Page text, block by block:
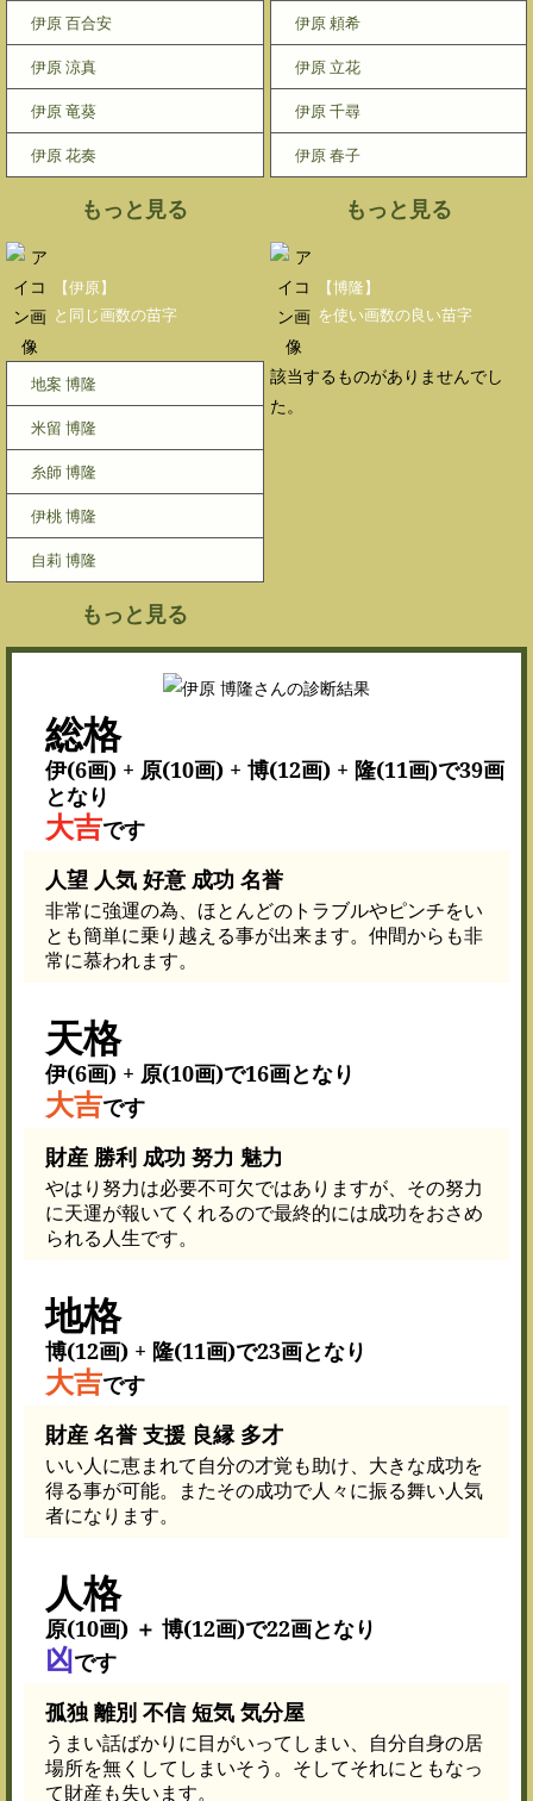
伊原 百合安
伊原 涼真
伊原 竜葵
伊原 花奏
もっと見る
伊原 頼希
伊原 立花
伊原 千尋
伊原 春子
もっと見る
【伊原】
と同じ画数の苗字
地案 博隆
米留 博隆
糸師 博隆
伊桃 博隆
自莉 博隆
もっと見る
【博隆】
を使い画数の良い苗字
該当するものがありませんでし
た。
総格
伊(6画) + 原(10画) + 博(12画) + 隆(11画)で39画
となり
大吉です
人望 人気 好意 成功 名誉
非常に強運の為、ほとんどのトラブルやピンチをい
とも簡単に乗り越える事が出来ます。仲間からも非
常に慕われます。
天格
伊(6画) + 原(10画)で16画となり
大吉です
財産 勝利 成功 努力 魅力
やはり努力は必要不可欠ではありますが、その努力
に天運が報いてくれるので最終的には成功をおさめ
られる人生です。
地格
博(12画) + 隆(11画)で23画となり
大吉です
財産 名誉 支援 良縁 多才
いい人に恵まれて自分の才覚も助け、大きな成功を
得る事が可能。またその成功で人々に振る舞い人気
者になります。
人格
原(10画) ＋ 博(12画)で22画となり
凶です
孤独 離別 不信 短気 気分屋
うまい話ばかりに目がいってしまい、自分自身の居
場所を無くしてしまいそう。そしてそれにともなっ
て財産も失います。